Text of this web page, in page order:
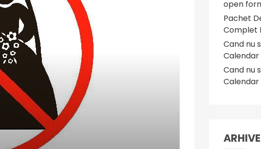
open
Pachet
Complet
Cand nu
Cand nu
ARHIVE